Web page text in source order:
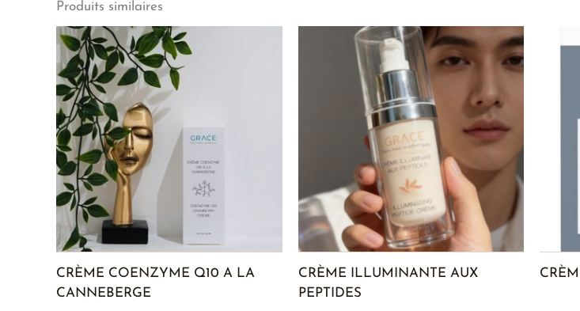
Produits similaires
CRÈME COENZYME Q10 A LA
CANNEBERGE
CRÈME ILLUMINANTE AUX
PEPTIDES